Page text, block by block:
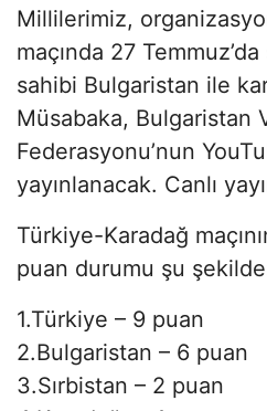
Millilerimiz,
maçında 27
sahibi Bulgaristan ile
Müsabaka, Bulgaristan
Federasyonu’nun
yayınlanacak. Canlı
Türkiye-Karadağ
puan durumu şu
1.Türkiye – 9 puan
2.Bulgaristan – 6 puan
3.Sırbistan – 2 puan